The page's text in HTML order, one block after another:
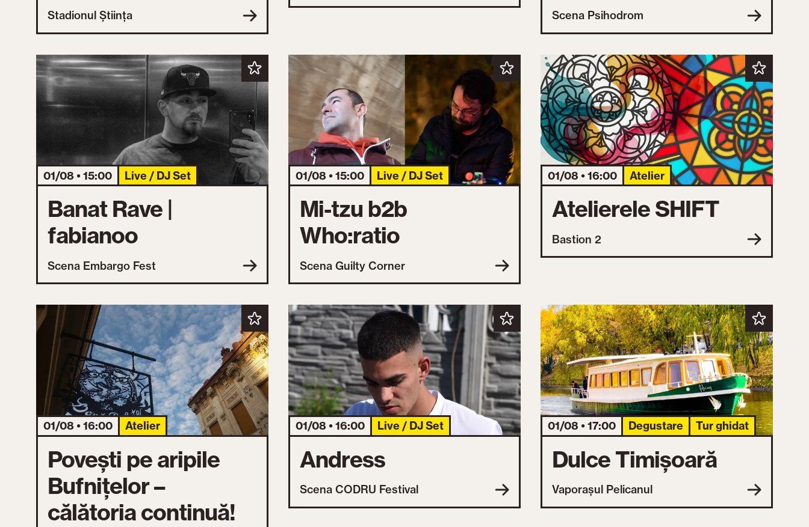
Stadionul Știința Scena Psihodrom
01/08 • 15:00 Live / DJ Set
Banat Rave |
fabianoo
Scena Embargo Fest
01/08 • 15:00 Live / DJ Set
Mi-tzu b2b
Who:ratio
Scena Guilty Corner
01/08 • 16:00 Atelier
Atelierele SHIFT
Bastion 2
01/08 • 16:00 Atelier
Povești pe aripile
Bufnițelor –
călătoria continuă!
01/08 • 16:00 Live / DJ Set
Andress
Scena CODRU Festival
01/08 • 17:00 Degustare Tur ghidat
Dulce Timișoară
Vaporașul Pelicanul